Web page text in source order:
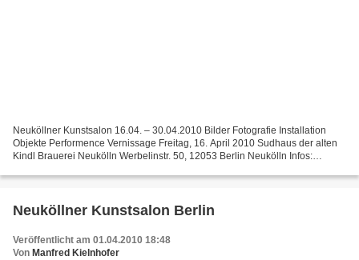
Neuköllner Kunstsalon 16.04. – 30.04.2010 Bilder Fotografie Installation
Objekte Performence Vernissage Freitag, 16. April 2010 Sudhaus der alten
Kindl Brauerei Neukölln Werbelinstr. 50, 12053 Berlin Neukölln Infos:
Neuköllner Kunstsalon Berlin
Veröffentlicht am 01.04.2010 18:48
Von Manfred Kielnhofer